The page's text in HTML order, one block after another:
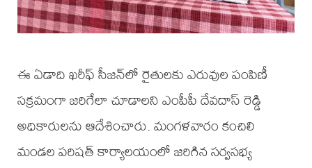
ఈ ఏడాది ఖరీఫ్ సీజన్‌లో రైతులకు ఎరువుల పంపిణీ
సక్రమంగా జరిగేలా చూడాలని ఎంపీపీ దేవదాస్ రెడ్డి
అధికారులను ఆదేశించారు. మంగళవారం కంచిలి
మండల పరిషత్ కార్యాలయంలో జరిగిన సర్వసభ్య